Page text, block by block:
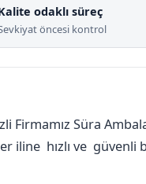
odaklı süreç
öncesi kontrol
Firmamız Süra
hızlı ve güvenli